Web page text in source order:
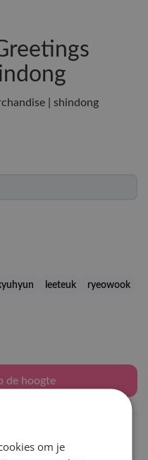
| shindong
leeteuk
ryeowook
de hoogte
werkdagen
om je